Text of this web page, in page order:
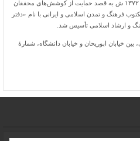
مؤسسه پژوهشی میراث مكتوب در سال ۱۳۷۲ ش به قصد حمایت از كوشش‌های محققان
فرهنگ و تمدن اسلامی و ایرانی با نام «دفتر
و ارشاد اسلامی تأسیس شد.
بین خیابان ابوریحان و خیابان دانشگاه، شمارۀ